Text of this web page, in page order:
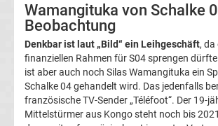
League
Fußball
WM
Fußball
Wamangituka von Schalke
Beobachtung
Denkbar ist laut „Bild“ ein Leihgeschäft, da
finanziellen Rahmen für S04 sprengen
ist aber auch noch Silas Wamangituka ein
Schalke 04 gehandelt wird. Das jedenfalls
französische TV-Sender „Téléfoot“. Der 19-
Mittelstürmer aus Kongo steht noch bis